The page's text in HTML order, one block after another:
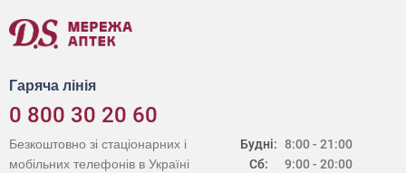
Гаряча лінія
0 800 30 20 60
Будні:
Сб:
8:00 - 21:00
9:00 - 20:00
Безкоштовно зі стаціонарних і
мобільних телефонів в Україні